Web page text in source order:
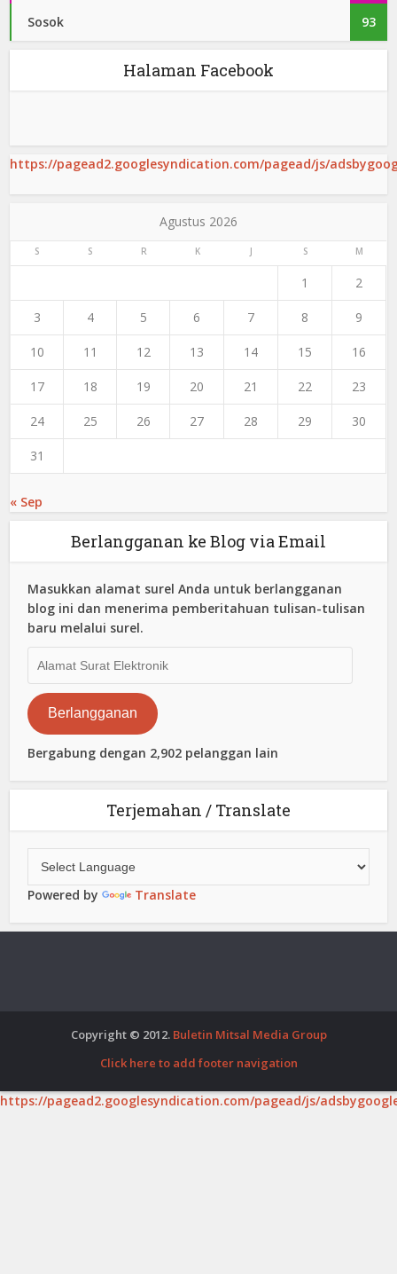
Sosok 93
Halaman Facebook
https://pagead2.googlesyndication.com/pagead/js/
Agustus 2026
S S R K J S M
1 2
3 4 5 6 7 8 9
10 11 12 13 14 15 16
17 18 19 20 21 22 23
24 25 26 27 28 29 30
31
« Sep
Berlangganan ke Blog via Email
Masukkan alamat surel Anda untuk berlangganan
blog ini dan menerima pemberitahuan tulisan-tulisan
baru melalui surel.
Surat
Elektronik
Berlangganan
Bergabung dengan 2,902 pelanggan lain
Terjemahan / Translate
Powered by Translate
Copyright © 2012. Buletin Mitsal Media Group
Click here to add footer navigation
https://pagead2.googlesyndication.com/pagead/js/